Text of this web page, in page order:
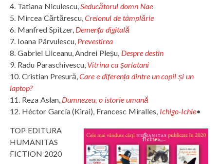
4. Tatiana Niculescu,Seducătorul domn Nae
5. Mircea Cărtărescu,Creionul de tâmplărie
6. Manfred Spitzer, Demența digitală
7. Ioana Pârvulescu, Prevestirea
8. Gabriel Liiceanu, Andrei Pleșu, Despre destin
9. Radu Paraschivescu, Vitrina cu șarlatani
10. Cristian Presură,Care e diferența dintre un copil și un
laptop?
11. Reza Aslan, Dumnezeu, o istorie umană
12. Héctor García (Kirai), Francesc Miralles, Ichigo-Ichie•
TOP EDITURA
HUMANITAS
FICTION 2020